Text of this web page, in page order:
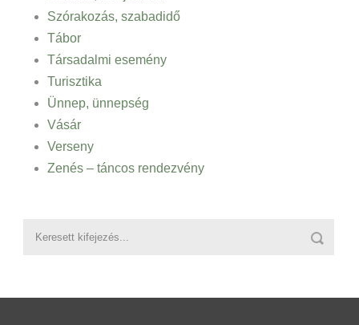
Szórakozás, szabadidő
Tábor
Társadalmi esemény
Turisztika
Ünnep, ünnepség
Vásár
Verseny
Zenés – táncos rendezvény